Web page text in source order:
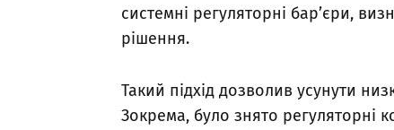
системні регуляторні бар’єри,
рішення.
Такий підхід дозволив усунути
Зокрема, було знято регуляторні